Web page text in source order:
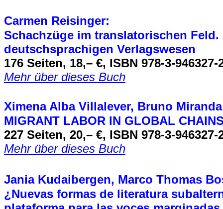
Carmen Reisinger:
Schachzüge im translatorischen
deutschsprachigen Verlagswesen
176 Seiten, 18,– €, ISBN 978-3-
Mehr über dieses Buch
Ximena Alba Villalever, Bruno
MIGRANT LABOR IN GLOBAL
227 Seiten, 20,– €, ISBN 978-3-946327-
Mehr über dieses Buch
Jania Kudaibergen, Marco Thomas
¿ Nuevas formas de literatura